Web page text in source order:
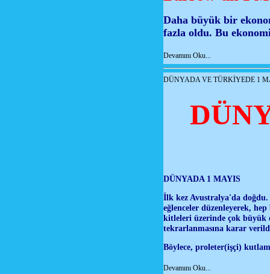
Daha büyük bir
fazla oldu. Bu
Devamını Oku...
DÜNYADA VE TÜRKİYEDE 1
DÜNYADA 1 MAYIS
İlk kez Avustralya'da doğdu.
eğlenceler düzenleyerek,
kitleleri üzerinde çok büyük
tekrarlanmasına karar
Böylece, proleter(işçi)
Devamını Oku...